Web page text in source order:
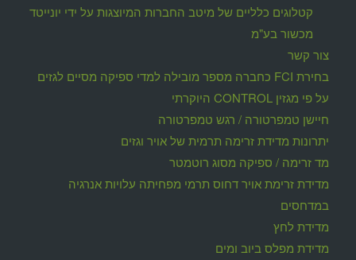
קטלוגים כלליים של מיטב החברות המיוצגות על ידי יונייטד
מכשור בע"מ
צור קשר
בחירת FCI כחברה מספר מובילה למדי ספיקה מסיים לגזים
על פי מגזין CONTROL היוקרתי
חיישן טמפרטורה / רגש טמפרטורה
יתרונות מדידת זרימה תרמית של אויר וגזים
מד זרימה / ספיקה מסוג רוטמטר
מדידת זרימת אויר דחוס תרמי מפחיתה עלויות אנרגיה
במדחסים
מדידת לחץ
מדידת מפלס ביוב ומים